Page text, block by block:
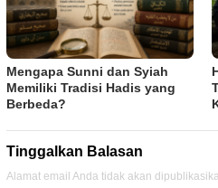
Mengapa Sunni dan Syiah
Memiliki Tradisi Hadis yang
Berbeda?
Tinggalkan Balasan
Alamat email Anda tidak akan